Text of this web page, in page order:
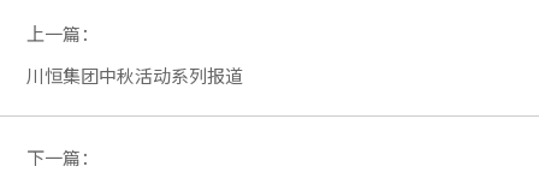
上一篇：
川恒集团中秋活动系列报道
下一篇：